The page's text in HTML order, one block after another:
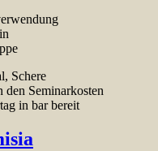
Schere
den Seminarkosten
in bar bereit